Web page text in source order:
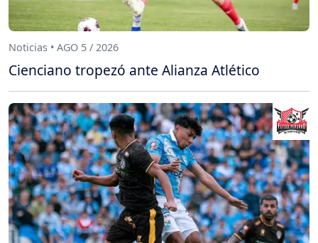
Noticias • AGO 5 / 2026
Cienciano tropezó ante Alianza Atlético